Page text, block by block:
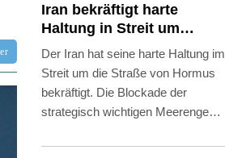
Iran bekräftigt harte
Haltung in Streit um
Straße von Hormus
Der Iran hat seine harte Haltung im
Streit um die Straße von Hormus
bekräftigt. Die Blockade der
strategisch wichtigen Meerenge
Feind alle unsere Bedingungen